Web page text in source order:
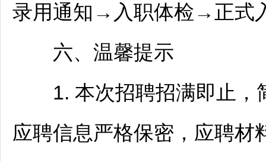
录用通知→入职体检→正式
六、温馨提示
1. 本次招聘招满即止，
应聘信息严格保密，应聘材